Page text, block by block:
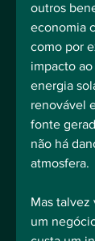
outros
economia
como por
impacto
energia
renovável
fonte
não há
atmosfera.
Mas
um